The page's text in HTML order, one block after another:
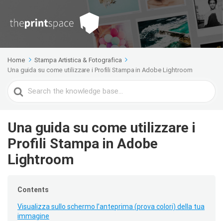
Home
Stampa Artistica & Fotografica
Una guida su come utilizzare i Profili Stampa in Adobe Lightroom
Search
For
Una guida su come utilizzare i
Profili Stampa in Adobe
Lightroom
Contents
Visualizza sullo schermo l’anteprima (prova colori) della tua
immagine